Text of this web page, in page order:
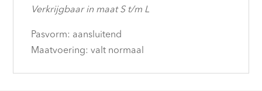
Verkrijgbaar in maat S t/m L
Pasvorm: aansluitend
Maatvoering: valt normaal